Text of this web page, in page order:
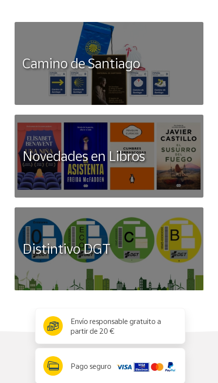
Camino de Santiago
Novedades en Libros
Distintivo DGT
Envío responsable gratuito a
partir de 20 €
Pago seguro